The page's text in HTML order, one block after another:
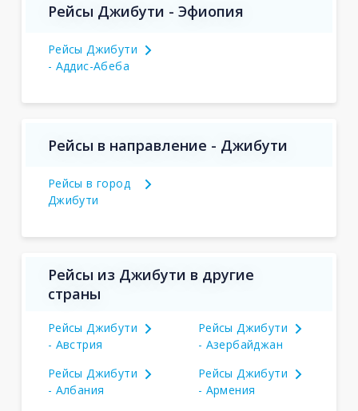
Рейсы Джибути - Эфиопия
Рейсы Джибути
- Аддис-Абеба
Рейсы в направление - Джибути
Рейсы в город
Джибути
Рейсы из Джибути в другие
страны
Рейсы Джибути
- Австрия
Рейсы Джибути
- Азербайджан
Рейсы Джибути
- Албания
Рейсы Джибути
- Армения